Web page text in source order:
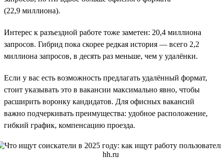
(22,9 миллиона).
Интерес к разъездной работе тоже заметен: 20,4 миллиона
запросов. Гибрид пока скорее редкая история — всего 2,2
миллиона запросов, в десять раз меньше, чем у удалёнки.
Если у вас есть возможность предлагать удалённый формат,
стоит указывать это в вакансии максимально явно, чтобы
расширить воронку кандидатов. Для офисных вакансий
важно подчеркивать преимущества: удобное расположение,
гибкий график, компенсацию проезда.